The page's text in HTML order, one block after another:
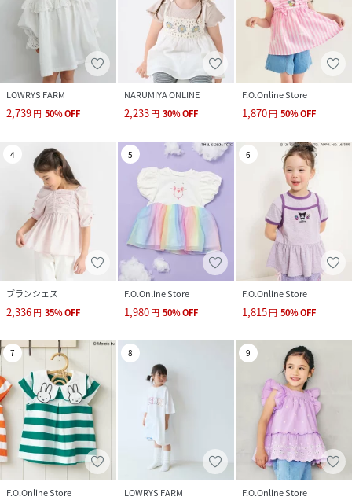
LOWRYS FARM
2,739円 50%OFF
NARUMIYA ONLINE
2,233円 30%OFF
F.O.Online Store
1,870円 50%OFF
4
ブランシェス
2,336円 35%OFF
5
F.O.Online Store
1,980円 50%OFF
6
F.O.Online Store
1,815円 50%OFF
7
F.O.Online Store
8
LOWRYS FARM
9
F.O.Online Store